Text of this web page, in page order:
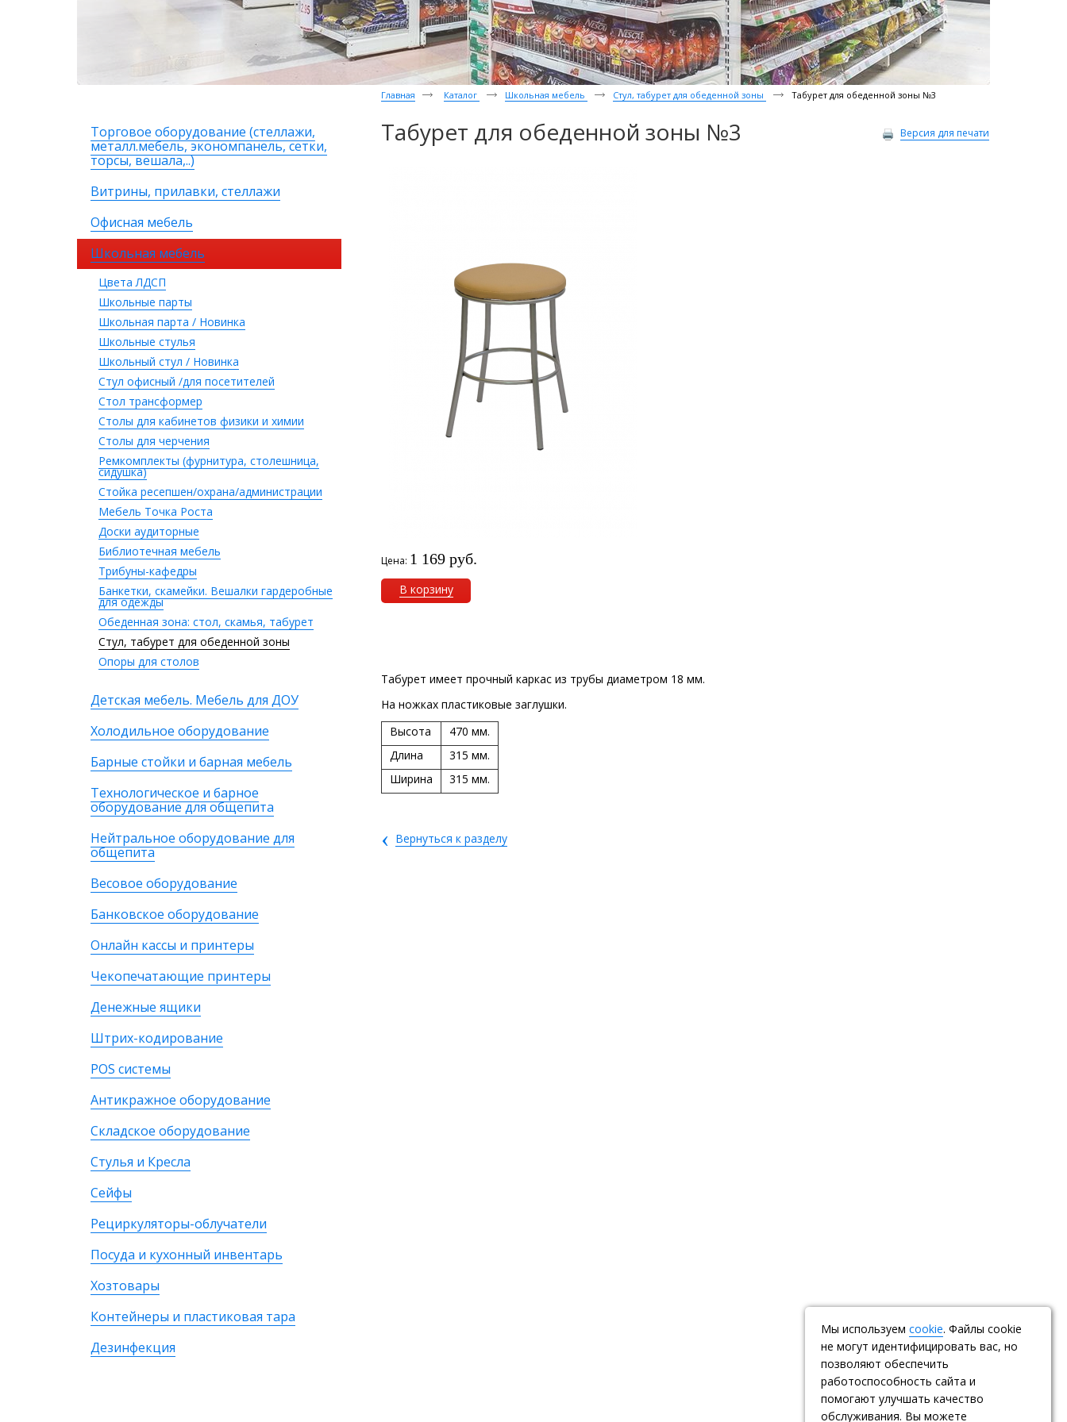
Торговое оборудование (стеллажи,
металл.мебель, экономпанель, сетки,
торсы, вешала,..)
Витрины, прилавки, стеллажи
Офисная мебель
Школьная мебель
Цвета ЛДСП
Школьные парты
Школьная парта / Новинка
Школьные стулья
Школьный стул / Новинка
Стул офисный /для посетителей
Стол трансформер
Столы для кабинетов физики и химии
Столы для черчения
Ремкомплекты (фурнитура, столешница,
сидушка)
Стойка ресепшен/охрана/администрации
Мебель Точка Роста
Доски аудиторные
Библиотечная мебель
Трибуны-кафедры
Банкетки, скамейки. Вешалки гардеробные
для одежды
Обеденная зона: стол, скамья, табурет
Стул, табурет для обеденной зоны
Опоры для столов
Детская мебель. Мебель для ДОУ
Холодильное оборудование
Барные стойки и барная мебель
Технологическое и барное
оборудование для общепита
Нейтральное оборудование для
общепита
Весовое оборудование
Банковское оборудование
Онлайн кассы и принтеры
Чекопечатающие принтеры
Денежные ящики
Штрих-кодирование
POS системы
Антикражное оборудование
Складское оборудование
Стулья и Кресла
Сейфы
Рециркуляторы-облучатели
Посуда и кухонный инвентарь
Хозтовары
Контейнеры и пластиковая тара
Дезинфекция
Главная Каталог Школьная мебель Стул, табурет для обеденной зоны Табурет для обеденной зоны №3
Табурет для обеденной зоны №3 Версия для печати
Цена: 1 169 руб.
В корзину
Табурет имеет прочный каркас из трубы диаметром 18 мм.
На ножках пластиковые заглушки.
Высота
470 мм.
Длина
315 мм.
Ширина
315 мм.
‹ Вернуться к разделу
Мы используем cookie. Файлы cookie
не могут идентифицировать вас, но
позволяют обеспечить
работоспособность сайта и
помогают улучшать качество
обслуживания. Вы можете